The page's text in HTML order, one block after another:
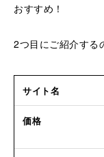
おすすめ！
2つ目にご紹介する
サイト名
価格